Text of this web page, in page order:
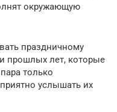
окружающую
праздничному
прошлых лет, которые
только
услышать их